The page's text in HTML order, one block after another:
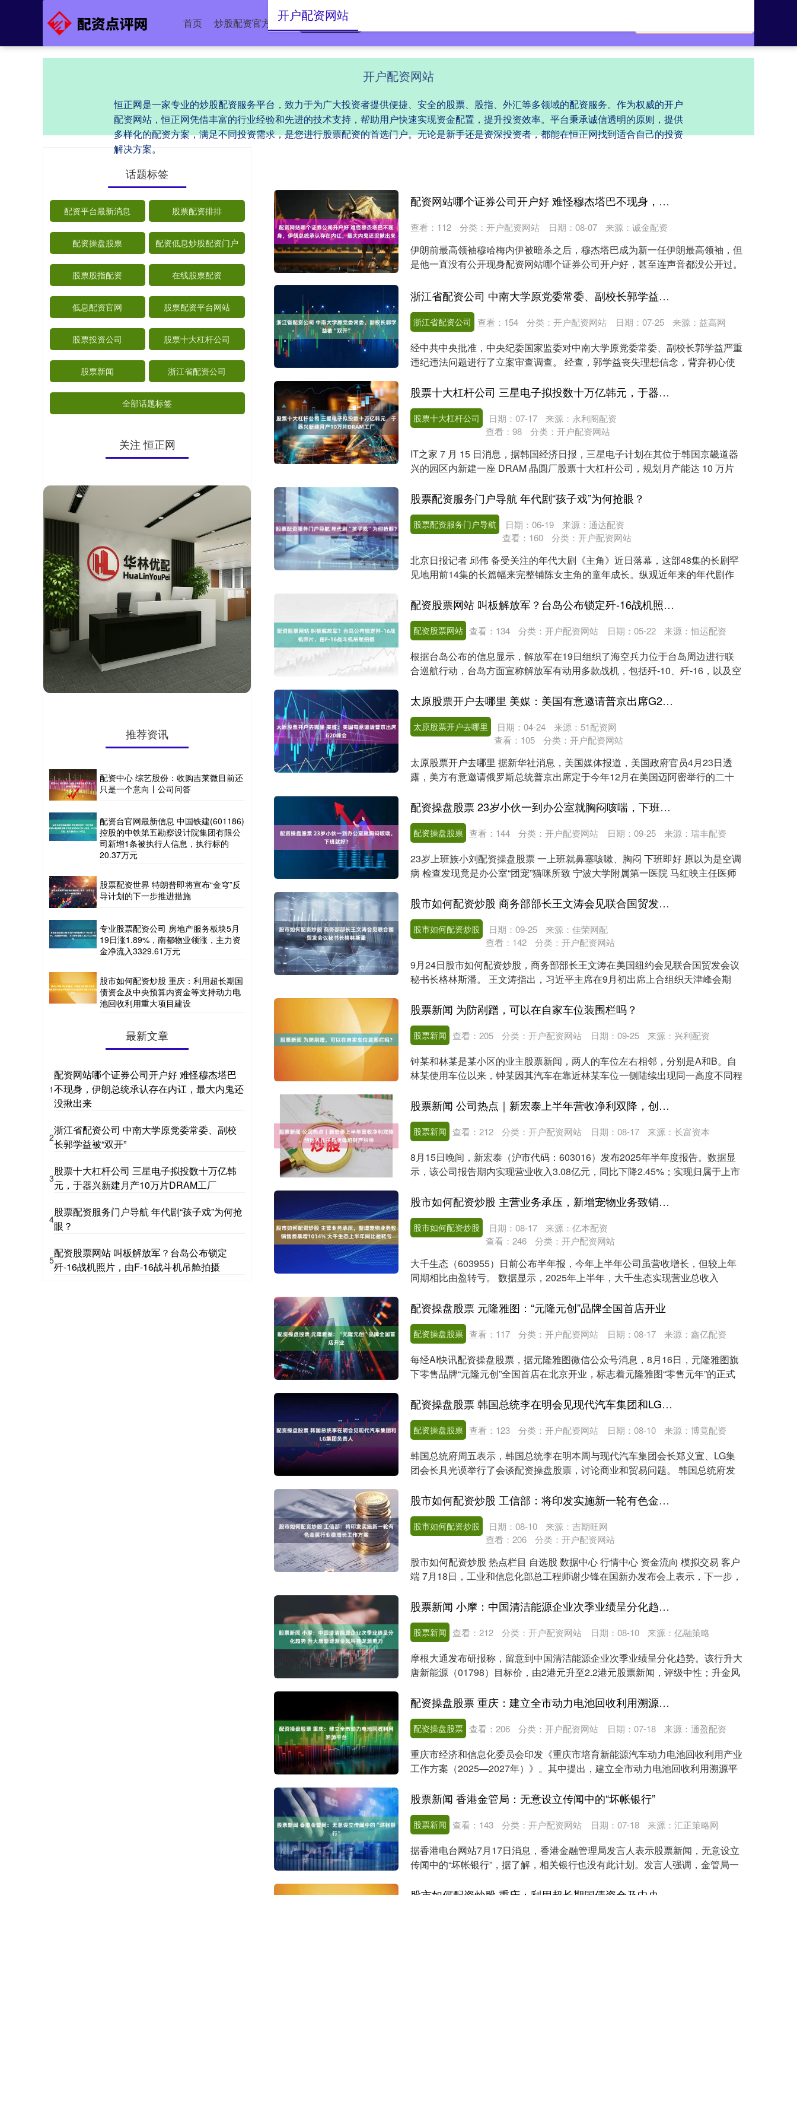
首页 炒股配资官方平台 开户配资网站
开户配资网站
恒正网是一家专业的炒股配资服务平台，致力于为广大投资者提供便捷、安全的股票、股指、外汇等多领域的配资服务。作为权威的开户
配资网站，恒正网凭借丰富的行业经验和先进的技术支持，帮助用户快速实现资金配置，提升投资效率。平台秉承诚信透明的原则，提供
多样化的配资方案，满足不同投资需求，是您进行股票配资的首选门户。无论是新手还是资深投资者，都能在恒正网找到适合自己的投资
解决方案。
开户配资网站
配资网站哪个证券公司开户好 难怪穆杰塔巴不现身，伊朗总统承认存在内讧，最大内鬼还没揪出来
日期：08-07 来源：诚金配资
查看： 112 分类： 开户配资网站
伊朗前最高领袖穆哈梅内伊被暗杀之后，穆杰塔巴成为新一任伊朗最高领袖，但
是他一直没有公开现身配资网站哪个证券公司开户好，甚至连声音都没公开过。
浙江省配资公司 中南大学原党委常委、副校长郭学益被“双开”
浙江省配资公司 日期：07-25 来源：益高网
查看： 154 分类： 开户配资网站
经中共中央批准，中央纪委国家监委对中南大学原党委常委、副校长郭学益严重
违纪违法问题进行了立案审查调查。 经查，郭学益丧失理想信念，背弃初心使
股票十大杠杆公司 三星电子拟投数十万亿韩元，于器兴新建月产10万片DRAM工厂
股票十大杠杆公司 日期：07-17
来源：永利阁配资
查看： 98 分类： 开户配资网站
IT之家 7 月 15 日消息，据韩国经济日报，三星电子计划在其位于韩国京畿道器
兴的园区内新建一座 DRAM 晶圆厂股票十大杠杆公司，规划月产能达 10 万片
股票配资服务门户导航 年代剧“孩子戏”为何抢眼？
股票配资服务门户导航 日期：06-19
来源：通达配资
查看： 160 分类： 开户配资网站
北京日报记者 邱伟 备受关注的年代大剧《主角》近日落幕，这部48集的长剧罕
见地用前14集的长篇幅来完整铺陈女主角的童年成长。纵观近年来的年代剧作
配资股票网站 叫板解放军？台岛公布锁定歼-16战机照片，由F-16战斗机吊舱拍摄
配资股票网站 日期：05-22 来源：恒运配资
查看： 134 分类： 开户配资网站
根据台岛公布的信息显示，解放军在19日组织了海空兵力位于台岛周边进行联
合巡航行动，台岛方面宣称解放军有动用多款战机，包括歼-10、歼-16，以及空
太原股票开户去哪里 美媒：美国有意邀请普京出席G20峰会
太原股票开户去哪里 日期：04-24
来源：51配资网
查看： 105 分类： 开户配资网站
太原股票开户去哪里 据新华社消息，美国媒体报道，美国政府官员4月23日透
露，美方有意邀请俄罗斯总统普京出席定于今年12月在美国迈阿密举行的二十
配资操盘股票 23岁小伙一到办公室就胸闷咳喘，下班就好？
配资操盘股票 日期：09-25 来源：瑞丰配资
查看： 144 分类： 开户配资网站
23岁上班族小刘配资操盘股票 一上班就鼻塞咳嗽、胸闷 下班即好 原以为是空调
病 检查发现竟是办公室“团宠”猫咪所致 宁波大学附属第一医院 马红映主任医师
股市如何配资炒股 商务部部长王文涛会见联合国贸发会议秘书长格林斯潘
股市如何配资炒股 日期：09-25
来源：佳荣网配
查看： 142 分类： 开户配资网站
9月24日股市如何配资炒股，商务部部长王文涛在美国纽约会见联合国贸发会议
秘书长格林斯潘。 王文涛指出，习近平主席在9月初出席上合组织天津峰会期
股票新闻 为防剐蹭，可以在自家车位装围栏吗？
股票新闻 日期：09-25 来源：兴利配资
查看： 205 分类： 开户配资网站
钟某和林某是某小区的业主股票新闻，两人的车位左右相邻，分别是A和B。自
林某使用车位以来，钟某因其汽车在靠近林某车位一侧陆续出现同一高度不同程
股票新闻 公司热点｜新宏泰上半年营收净利双降，创始人儿子与继母陷财产纠纷
股票新闻 日期：08-17 来源：长富资本
查看： 212 分类： 开户配资网站
8月15日晚间，新宏泰（沪市代码：603016）发布2025年半年度报告。数据显
示，该公司报告期内实现营业收入3.08亿元，同比下降2.45%；实现归属于上市
股市如何配资炒股 主营业务承压，新增宠物业务致销售费暴增1014% 大千生态上半年同比盈转亏
股市如何配资炒股 日期：08-17
来源：亿本配资
查看： 246 分类： 开户配资网站
大千生态（603955）日前公布半年报，今年上半年公司虽营收增长，但较上年
同期相比由盈转亏。 数据显示，2025年上半年，大千生态实现营业总收入
配资操盘股票 元隆雅图：“元隆元创”品牌全国首店开业
配资操盘股票 日期：08-17 来源：鑫亿配资
查看： 117 分类： 开户配资网站
每经AI快讯配资操盘股票，据元隆雅图微信公众号消息，8月16日，元隆雅图旗
下零售品牌“元隆元创”全国首店在北京开业，标志着元隆雅图“零售元年”的正式
配资操盘股票 韩国总统李在明会见现代汽车集团和LG集团负责人
配资操盘股票 日期：08-10 来源：博竟配资
查看： 123 分类： 开户配资网站
韩国总统府周五表示，韩国总统李在明本周与现代汽车集团会长郑义宣、LG集
团会长具光谟举行了会谈配资操盘股票，讨论商业和贸易问题。 韩国总统府发
股市如何配资炒股 工信部：将印发实施新一轮有色金属行业稳增长工作方案
股市如何配资炒股 日期：08-10
来源：吉期旺网
查看： 206 分类： 开户配资网站
股市如何配资炒股 热点栏目 自选股 数据中心 行情中心 资金流向 模拟交易 客户
端 7月18日，工业和信息化部总工程师谢少锋在国新办发布会上表示，下一步，
股票新闻 小摩：中国清洁能源企业次季业绩呈分化趋势 升大唐新能源金风科技龙源电力
股票新闻 日期：08-10 来源：亿融策略
查看： 212 分类： 开户配资网站
摩根大通发布研报称，留意到中国清洁能源企业次季业绩呈分化趋势。该行升大
唐新能源（01798）目标价，由2港元升至2.2港元股票新闻，评级中性；升金风
配资操盘股票 重庆：建立全市动力电池回收利用溯源平台
配资操盘股票 日期：07-18 来源：通盈配资
查看： 206 分类： 开户配资网站
重庆市经济和信息化委员会印发《重庆市培育新能源汽车动力电池回收利用产业
工作方案（2025—2027年）》。其中提出，建立全市动力电池回收利用溯源平
股票新闻 香港金管局：无意设立传闻中的“坏帐银行”
股票新闻 日期：07-18 来源：汇正策略网
查看： 143 分类： 开户配资网站
据香港电台网站7月17日消息，香港金融管理局发言人表示股票新闻，无意设立
传闻中的“坏帐银行”，据了解，相关银行也没有此计划。发言人强调，金管局一
话题标签
配资平台最新消息 股票配资排排
配资操盘股票 配资低息炒股配资门户
股票股指配资 在线股票配资
低息配资官网 股票配资平台网站
股票投资公司 股票十大杠杆公司
股票新闻 浙江省配资公司
全部话题标签
关注 恒正网
推荐资讯
配资中心 综艺股份：收购吉莱微目前还
只是一个意向丨公司问答
配资台官网最新信息 中国铁建(601186)
控股的中铁第五勘察设计院集团有限公
司新增1条被执行人信息，执行标的
20.37万元
股票配资世界 特朗普即将宣布“金穹”反
导计划的下一步推进措施
专业股票配资公司 房地产服务板块5月
19日涨1.89%，南都物业领涨，主力资
金净流入3329.61万元
股市如何配资炒股 重庆：利用超长期国
债资金及中央预算内资金等支持动力电
池回收利用重大项目建设
最新文章
1
配资网站哪个证券公司开户好 难怪穆杰塔巴
不现身，伊朗总统承认存在内讧，最大内鬼还
没揪出来
2
浙江省配资公司 中南大学原党委常委、副校
长郭学益被“双开”
3
股票十大杠杆公司 三星电子拟投数十万亿韩
元，于器兴新建月产10万片DRAM工厂
4
股票配资服务门户导航 年代剧“孩子戏”为何抢
眼？
5
配资股票网站 叫板解放军？台岛公布锁定
歼-16战机照片，由F-16战斗机吊舱拍摄